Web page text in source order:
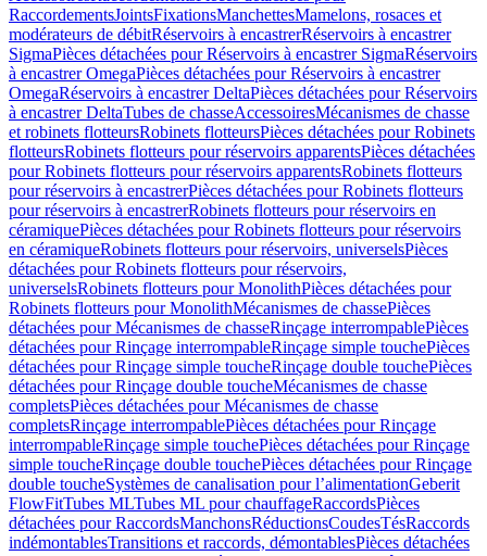
RaccordementsJointsFixationsManchettesMamelons, rosaces et
modérateurs de débitRéservoirs à encastrerRéservoirs à encastrer
SigmaPièces détachées pour Réservoirs à encastrer SigmaRéservoirs
à encastrer OmegaPièces détachées pour Réservoirs à encastrer
OmegaRéservoirs à encastrer DeltaPièces détachées pour Réservoirs
à encastrer DeltaTubes de chasseAccessoiresMécanismes de chasse
et robinets flotteursRobinets flotteursPièces détachées pour Robinets
flotteursRobinets flotteurs pour réservoirs apparentsPièces détachées
pour Robinets flotteurs pour réservoirs apparentsRobinets flotteurs
pour réservoirs à encastrerPièces détachées pour Robinets flotteurs
pour réservoirs à encastrerRobinets flotteurs pour réservoirs en
céramiquePièces détachées pour Robinets flotteurs pour réservoirs
en céramiqueRobinets flotteurs pour réservoirs, universelsPièces
détachées pour Robinets flotteurs pour réservoirs,
universelsRobinets flotteurs pour MonolithPièces détachées pour
Robinets flotteurs pour MonolithMécanismes de chassePièces
détachées pour Mécanismes de chasseRinçage interrompablePièces
détachées pour Rinçage interrompableRinçage simple touchePièces
détachées pour Rinçage simple toucheRinçage double touchePièces
détachées pour Rinçage double toucheMécanismes de chasse
completsPièces détachées pour Mécanismes de chasse
completsRinçage interrompablePièces détachées pour Rinçage
interrompableRinçage simple touchePièces détachées pour Rinçage
simple toucheRinçage double touchePièces détachées pour Rinçage
double toucheSystèmes de canalisation pour l’alimentationGeberit
FlowFitTubes MLTubes ML pour chauffageRaccordsPièces
détachées pour RaccordsManchonsRéductionsCoudesTésRaccords
indémontablesTransitions et raccords, démontablesPièces détachées